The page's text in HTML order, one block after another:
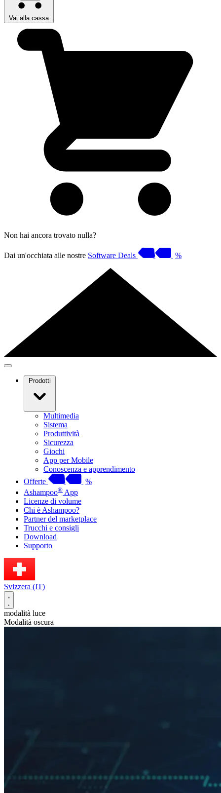
Vai alla cassa
Non hai ancora trovato nulla?
Dai un'occhiata alle nostre Software Deals %
Prodotti
Multimedia
Sistema
Produttività
Sicurezza
Giochi
App per Mobile
Conoscenza e apprendimento
Offerte
%
Ashampoo® App
Licenze di volume
Chi è Ashampoo?
Partner del marketplace
Trucchi e consigli
Download
Supporto
Svizzera (IT)
modalità luce
Modalità oscura